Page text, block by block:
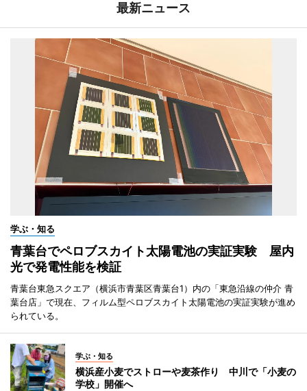
最新ニュース
学ぶ・知る
青葉台でペロブスカイト太陽電池の実証実験 屋内
光で発電性能を検証
青葉台東急スクエア（横浜市青葉区青葉台1）内の「東急沿線の仲介 青
葉台店」で現在、フィルム型ペロブスカイト太陽電池の実証実験が進め
られている。
学ぶ・知る
横浜産小麦でストローや麦茶作り 中川で「小麦の
学校」開催へ